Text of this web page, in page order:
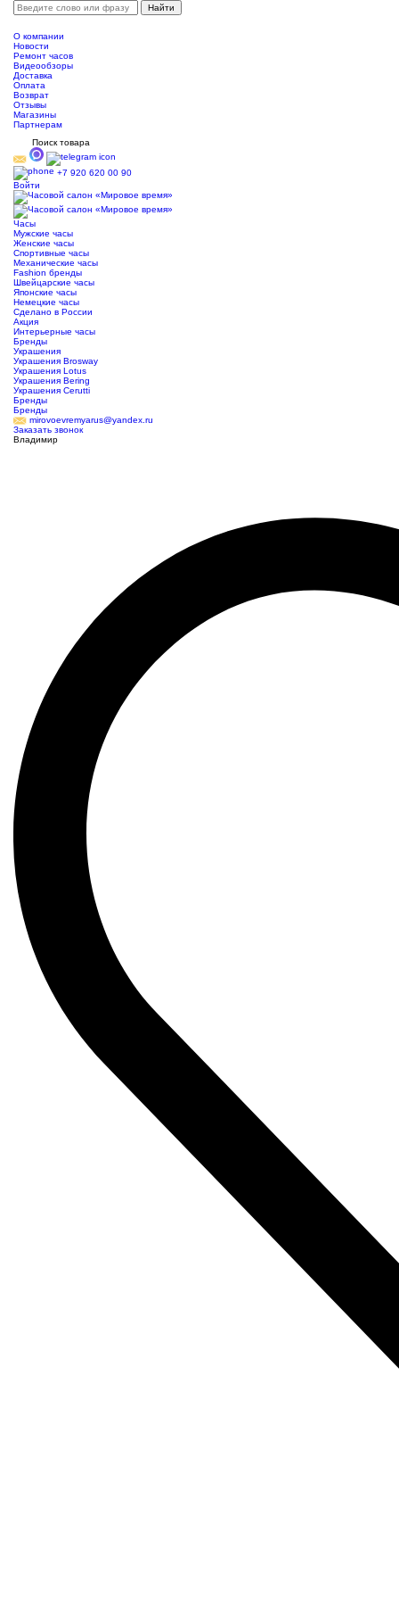
О компании
Новости
Ремонт часов
Видеообзоры
Доставка
Оплата
Возврат
Отзывы
Магазины
Партнерам
Поиск товара
+7 920 620 00 90
Войти
Часы
Мужские часы
Женские часы
Спортивные часы
Механические часы
Fashion бренды
Швейцарские часы
Японские часы
Немецкие часы
Сделано в России
Акция
Интерьерные часы
Бренды
Украшения
Украшения Brosway
Украшения Lotus
Украшения Bering
Украшения Cerutti
Бренды
Бренды
mirovoevremyarus@yandex.ru
Заказать звонок
Владимир